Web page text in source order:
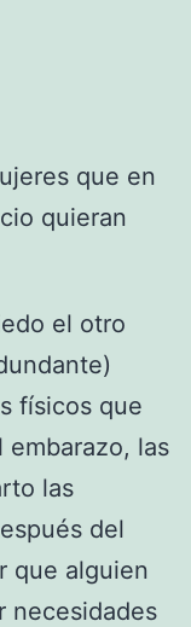
que en
quieran
el otro
físicos que
las
las
del
que alguien
necesidades